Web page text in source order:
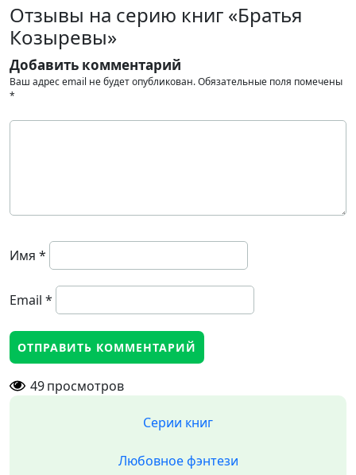
Отзывы на серию книг «Братья
Козыревы»
Добавить комментарий
Ваш адрес email не будет опубликован.Обязательные поля помечены
*
Имя *
Email *
49просмотров
Серии книг
Любовное фэнтези